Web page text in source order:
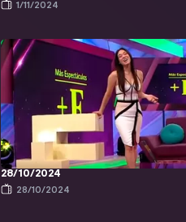
1/11/2024
28/10/2024
28/10/2024